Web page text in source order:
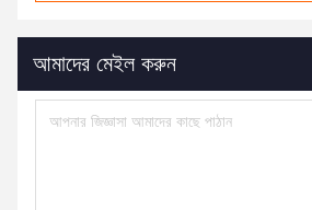
আমাদের মেইল ​​করুন